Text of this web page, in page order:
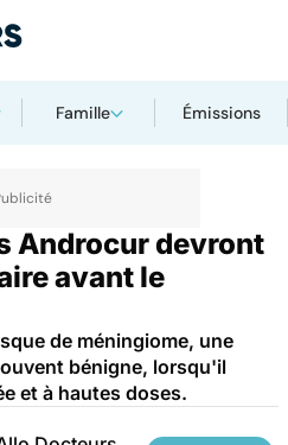
Famille Émissions
hormonales
Androcur devront
avant le
de méningiome, une
bénigne, lorsqu'il
et à hautes doses.